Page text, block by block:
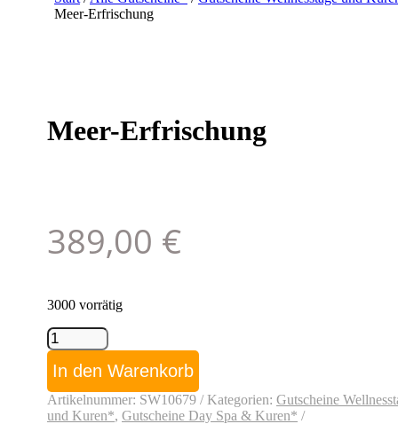
Meer-Erfrischung
Meer-Erfrischung
389,00 €
3000 vorrätig
Meer-
Erfrischung
Menge
In den Warenkorb
Artikelnummer: SW10679 Kategorien: Gutscheine
und Kuren*, Gutscheine Day Spa & Kuren*